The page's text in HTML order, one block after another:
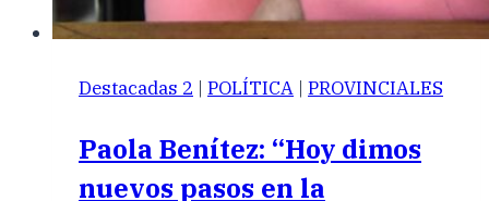
Destacadas 2 | POLÍTICA | PROVINCIALES
Paola Benítez: “Hoy dimos
nuevos pasos en la